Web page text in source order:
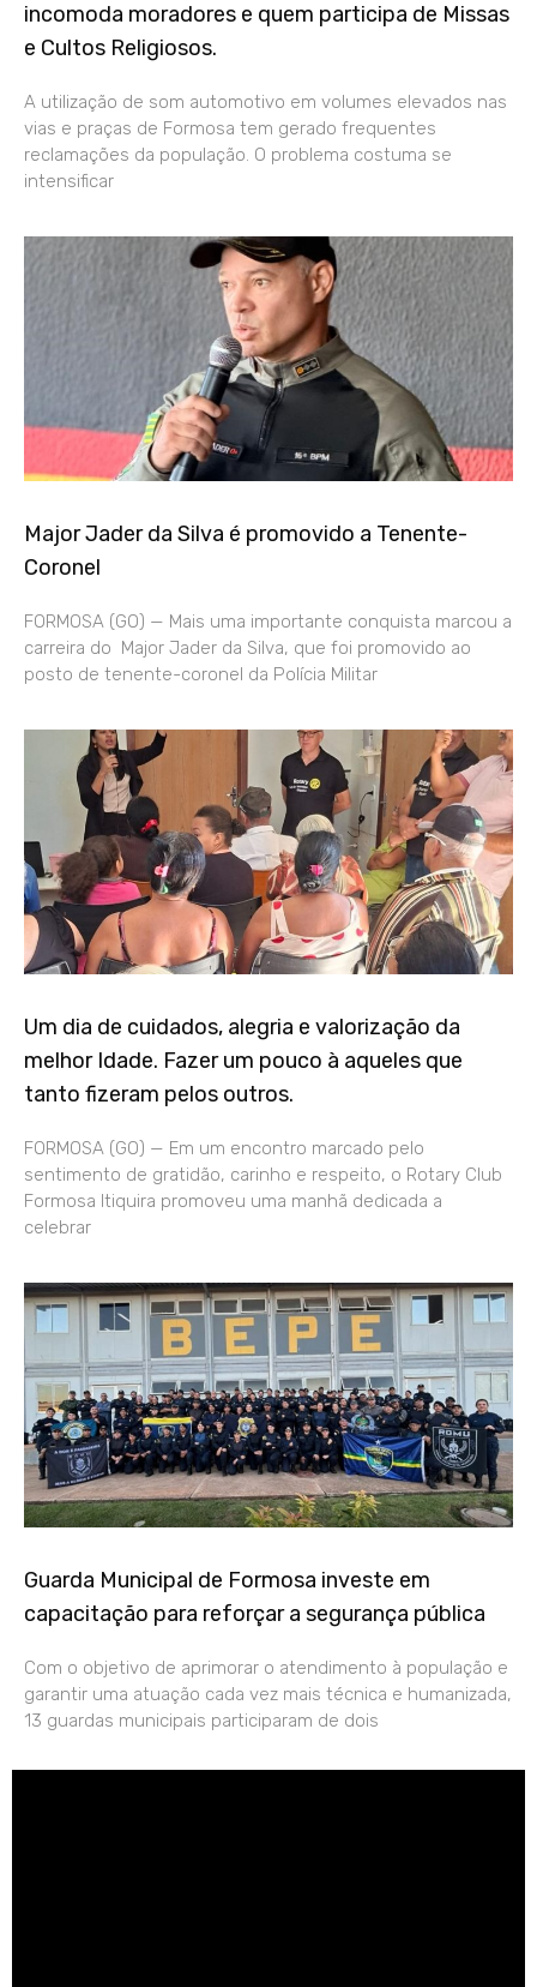
incomoda moradores e quem participa de Missas
e Cultos Religiosos.
A utilização de som automotivo em volumes elevados nas
vias e praças de Formosa tem gerado frequentes
reclamações da população. O problema costuma se
intensificar
Major Jader da Silva é promovido a Tenente-
Coronel
FORMOSA (GO) — Mais uma importante conquista marcou a
carreira do Major Jader da Silva, que foi promovido ao
posto de tenente-coronel da Polícia Militar
Um dia de cuidados, alegria e valorização da
melhor Idade. Fazer um pouco à aqueles que
tanto fizeram pelos outros.
FORMOSA (GO) — Em um encontro marcado pelo
sentimento de gratidão, carinho e respeito, o Rotary Club
Formosa Itiquira promoveu uma manhã dedicada a
celebrar
Guarda Municipal de Formosa investe em
capacitação para reforçar a segurança pública
Com o objetivo de aprimorar o atendimento à população e
garantir uma atuação cada vez mais técnica e humanizada,
13 guardas municipais participaram de dois